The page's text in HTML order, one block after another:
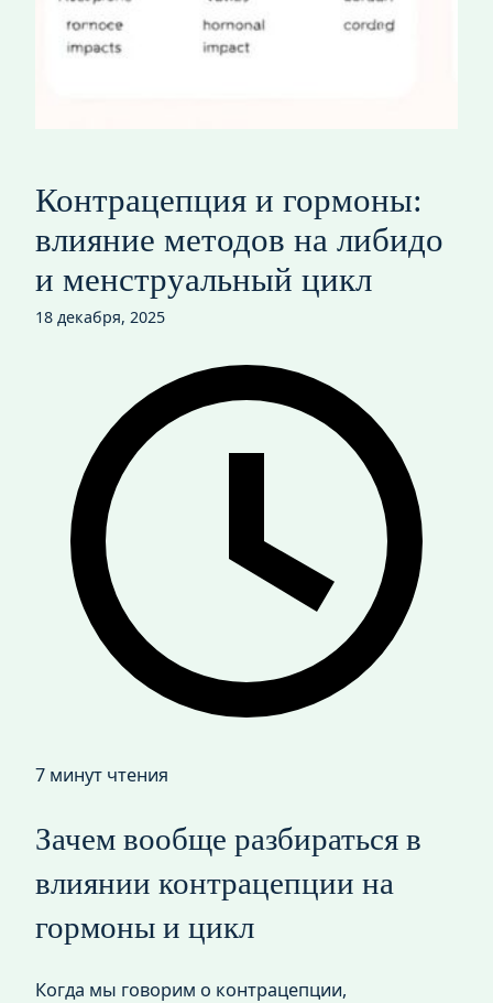
Контрацепция и гормоны:
влияние методов на либидо
и менструальный цикл
18 декабря, 2025
7 минут чтения
Зачем вообще разбираться в
влиянии контрацепции на
гормоны и цикл
Когда мы говорим о контрацепции,